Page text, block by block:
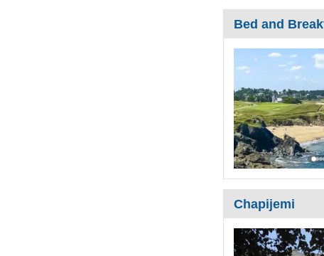
Bed and
Chapijemi